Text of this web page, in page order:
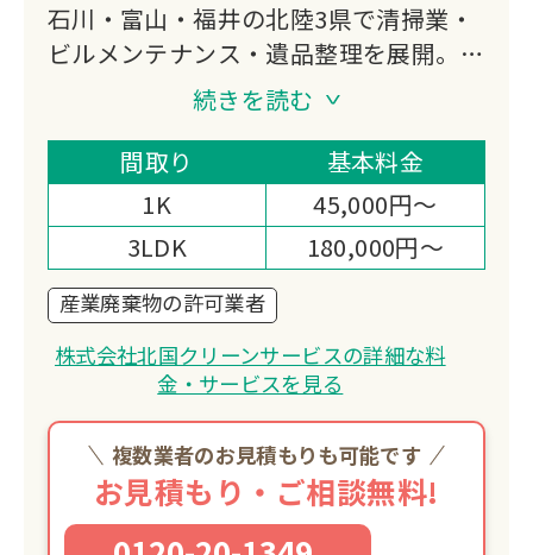
石川・富山・福井の北陸3県で清掃業・
ビルメンテナンス・遺品整理を展開。
1997年創業以来、オフィス・工場・店
舗・住宅など多様な現場で培った確かな
技術力と、適正価格での直接施工にこだ
わり、お客様の快適な住空間づくりをサ
ポートしています。
続きを読む
間取り
基本料金
1K
45,000円～
3LDK
180,000円～
産業廃棄物の許可業者
株式会社北国クリーンサービスの詳細な料
金・サービスを見る
複数業者のお見積もりも可能です
お見積もり・ご相談無料!